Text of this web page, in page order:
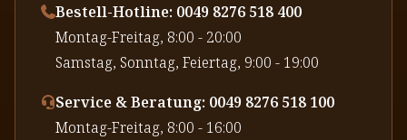
Bestell-Hotline: 0049 8276 518 400
⁠Montag-Freitag, 8:00 - 20:00
⁠Samstag, Sonntag, Feiertag, 9:00 - 19:00
Service & Beratung: 0049 8276 518 100
⁠Montag-Freitag, 8:00 - 16:00